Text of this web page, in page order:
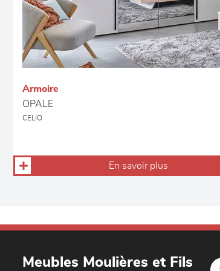
Armoire
OPALE
CELIO
En savoir plus
Meubles Moulières et Fils